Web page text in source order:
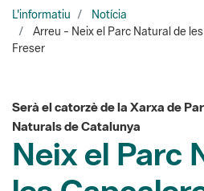
Serà el catorzè de la Xarxa de
Neix el Parc
les
del Freser